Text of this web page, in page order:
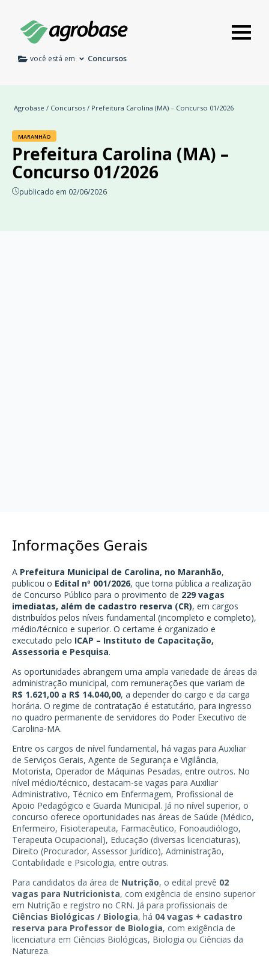
você está em Concursos
Agrobase / Concursos / Prefeitura Carolina (MA) – Concurso 01/2026
MARANHÃO
Prefeitura Carolina (MA) –
Concurso 01/2026
publicado em 02/06/2026
Informações Gerais
A Prefeitura Municipal de Carolina, no Maranhão,
publicou o Edital nº 001/2026, que torna pública a realização
de Concurso Público para o provimento de 229 vagas
imediatas, além de cadastro reserva (CR), em cargos
distribuídos pelos níveis fundamental (incompleto e completo),
médio/técnico e superior. O certame é organizado e
executado pelo ICAP – Instituto de Capacitação,
Assessoria e Pesquisa.
As oportunidades abrangem uma ampla variedade de áreas da
administração municipal, com remunerações que variam de
R$ 1.621,00 a R$ 14.040,00, a depender do cargo e da carga
horária. O regime de contratação é estatutário, para ingresso
no quadro permanente de servidores do Poder Executivo de
Carolina-MA.
Entre os cargos de nível fundamental, há vagas para Auxiliar
de Serviços Gerais, Agente de Segurança e Vigilância,
Motorista, Operador de Máquinas Pesadas, entre outros. No
nível médio/técnico, destacam-se vagas para Auxiliar
Administrativo, Técnico em Enfermagem, Profissional de
Apoio Pedagógico e Guarda Municipal. Já no nível superior, o
concurso oferece oportunidades nas áreas de Saúde (Médico,
Enfermeiro, Fisioterapeuta, Farmacêutico, Fonoaudiólogo,
Terapeuta Ocupacional), Educação (diversas licenciaturas),
Direito (Procurador, Assessor Jurídico), Administração,
Contabilidade e Psicologia, entre outras.
Para candidatos da área de Nutrição, o edital prevê 02
vagas para Nutricionista, com exigência de ensino superior
em Nutrição e registro no CRN. Já para profissionais de
Ciências Biológicas / Biologia, há 04 vagas + cadastro
reserva para Professor de Biologia, com exigência de
licenciatura em Ciências Biológicas, Biologia ou Ciências da
Natureza.